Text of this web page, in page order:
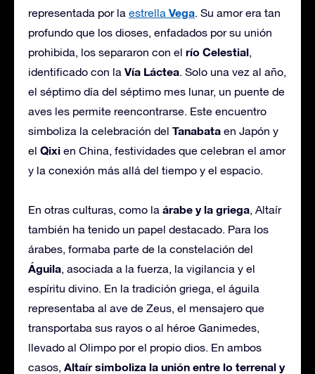
representada por la estrella Vega. Su amor era tan
profundo que los dioses, enfadados por su unión
prohibida, los separaron con el río Celestial,
identificado con la Vía Láctea. Solo una vez al año,
el séptimo día del séptimo mes lunar, un puente de
aves les permite reencontrarse. Este encuentro
simboliza la celebración del Tanabata en Japón y
el Qixi en China, festividades que celebran el amor
y la conexión más allá del tiempo y el espacio.
En otras culturas, como la árabe y la griega, Altaír
también ha tenido un papel destacado. Para los
árabes, formaba parte de la constelación del
Águila, asociada a la fuerza, la vigilancia y el
espíritu divino. En la tradición griega, el águila
representaba al ave de Zeus, el mensajero que
transportaba sus rayos o al héroe Ganimedes,
llevado al Olimpo por el propio dios. En ambos
casos, Altaír simboliza la unión entre lo terrenal y